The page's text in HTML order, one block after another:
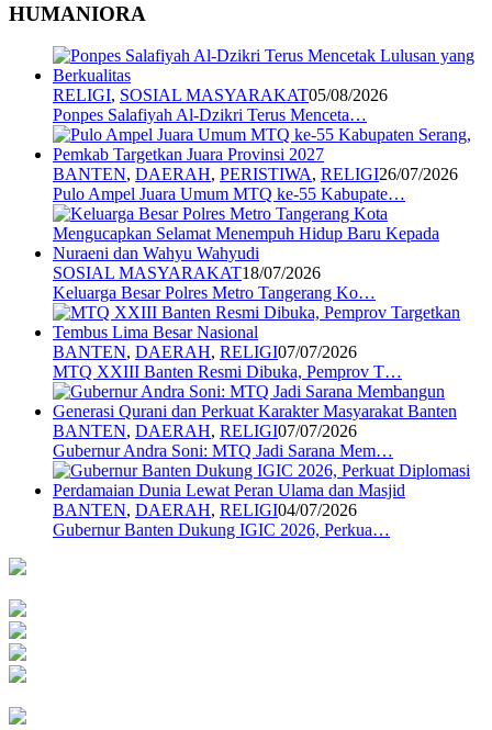
HUMANIORA
RELIGI, SOSIAL MASYARAKAT05/08/2026
Ponpes Salafiyah Al-Dzikri Terus Menceta…
BANTEN, DAERAH, PERISTIWA, RELIGI26/07/2026
Pulo Ampel Juara Umum MTQ ke-55 Kabupate…
SOSIAL MASYARAKAT18/07/2026
Keluarga Besar Polres Metro Tangerang Ko…
BANTEN, DAERAH, RELIGI07/07/2026
MTQ XXIII Banten Resmi Dibuka, Pemprov T…
BANTEN, DAERAH, RELIGI07/07/2026
Gubernur Andra Soni: MTQ Jadi Sarana Mem…
BANTEN, DAERAH, RELIGI04/07/2026
Gubernur Banten Dukung IGIC 2026, Perkua…